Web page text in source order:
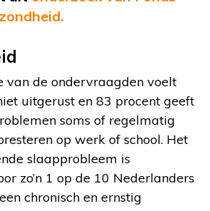
van de ondervraagden voelt
uitgerust en 83 procent geeft
soms of regelmatig
op werk of school. Het
slaapprobleem is
zo’n 1 op de 10 Nederlanders
chronisch en ernstig